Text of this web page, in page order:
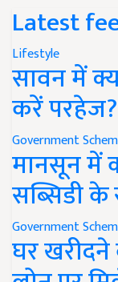
Latest
Lifestyle
सावन में
करें
Government
मानसून में
सब्सिडी
Government
घर खरीदने